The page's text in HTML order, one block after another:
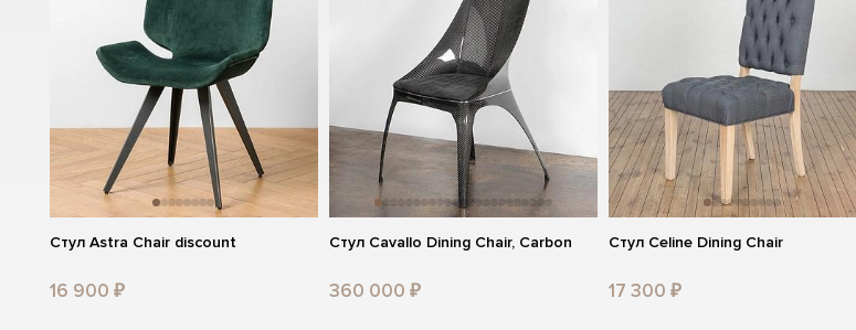
Стул Astra Chair discount
16 900 ₽
Стул Cavallo Dining Chair, Carbon
360 000 ₽
Стул Celine Dining Chair
17 300 ₽